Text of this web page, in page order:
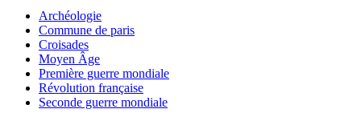
Archéologie
Commune de paris
Croisades
Moyen Âge
Première guerre mondiale
Révolution française
Seconde guerre mondiale